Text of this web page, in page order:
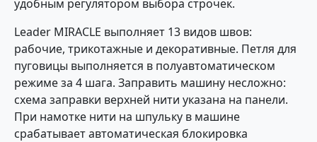
удобным регулятором выбора строчек.
Leader MIRACLE выполняет 13 видов швов:
рабочие, трикотажные и декоративные. Петля для
пуговицы выполняется в полуавтоматическом
режиме за 4 шага. Заправить машину несложно:
схема заправки верхней нити указана на панели.
При намотке нити на шпульку в машине
срабатывает автоматическая блокировка